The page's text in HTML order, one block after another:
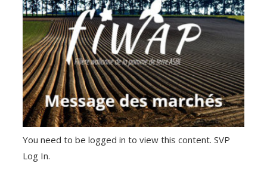
You need to be logged in to view this content. SVP
Log In.